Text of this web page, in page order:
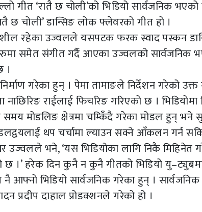
गीत ‘रातै छ चोली’को भिडियो सार्वजनिक
छ चोली’ डान्सिङ लोक फ्लेवरको गीत हो ।
रहेका उज्वलले यसपटक फरक स्वाद पस्कन
समेत संगीत गर्दै आएका उज्वलको सार्वजनिक
।
गरेका हुन् । पेमा तामाङले निर्देशन गरेको
राईलाई फिचरिङ गरिएको छ ।
मोडलिङ क्षेत्रमा चम्किँदै गरेका मोडल हुन् भने
थप चर्चामा ल्याउन सक्ने आँकलन गर्न
उज्वलले भने, ‘यस भिडियोका लागि निकै मिहिनेत
।’ हरेक दिन कुनै न कुनै गीतको भिडियो
आफ्नो भिडियो सार्वजनिक गरेका हुन् ।
प्रदीप दाहाल प्रोडक्शनले गरेको हो ।